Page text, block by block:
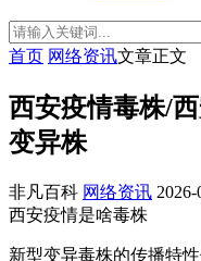
首页 网络资讯文章正文
西安疫情毒株/
变异株
非凡百科 网络资讯 2026-
西安疫情是啥毒株
新型变异毒株的传播特